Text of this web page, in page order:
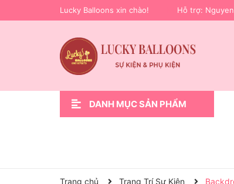
Lucky Balloons xin chào! Hỗ trợ:
DANH MỤC SẢN PHẨM
Trang chủ Trang Trí Sự Kiện